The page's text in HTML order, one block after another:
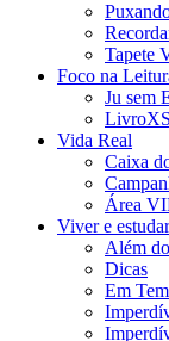
Tapete
Foco na
Ju sem
Vida Real
Caixa
Área
Viver e
Além
Dicas
Em